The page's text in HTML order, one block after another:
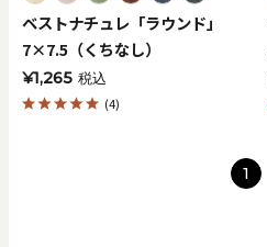
ベストナチュレ「ラウンド」
7×7.5（くちなし）
¥1,265 税込
(4)
1